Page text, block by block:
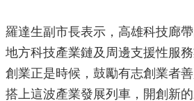
Instagram
Line
隱
羅達生副市長表示，高雄科技廊
地方科技產業鏈及周邊支援性服
創業正是時候，鼓勵有志創業者
搭上這波產業發展列車，開創新